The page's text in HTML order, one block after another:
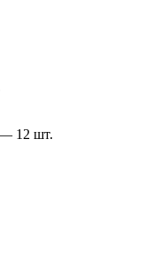
12 шт.